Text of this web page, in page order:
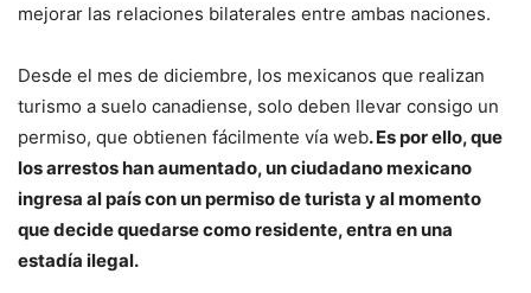
mejorar las relaciones bilaterales entre ambas naciones.
Desde el mes de diciembre, los mexicanos que realizan
turismo a suelo canadiense, solo deben llevar consigo un
permiso, que obtienen fácilmente vía web. Es por ello, que
los arrestos han aumentado, un ciudadano mexicano
ingresa al país con un permiso de turista y al momento
que decide quedarse como residente, entra en una
estadía ilegal.